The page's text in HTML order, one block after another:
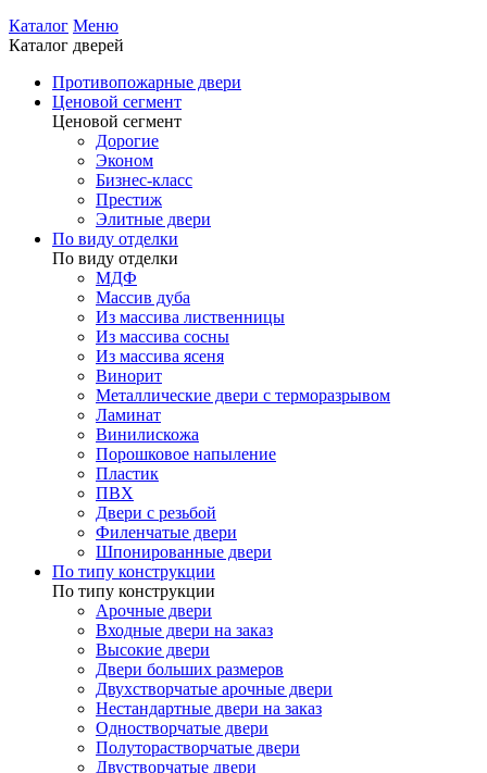
Каталог Меню
Каталог дверей
Противопожарные двери
Ценовой сегмент
Ценовой сегмент
Дорогие
Эконом
Бизнес-класс
Престиж
Элитные двери
По виду отделки
По виду отделки
МДФ
Массив дуба
Из массива лиственницы
Из массива сосны
Из массива ясеня
Винорит
Металлические двери с терморазрывом
Ламинат
Винилискожа
Порошковое напыление
Пластик
ПВХ
Двери с резьбой
Филенчатые двери
Шпонированные двери
По типу конструкции
По типу конструкции
Арочные двери
Входные двери на заказ
Высокие двери
Двери больших размеров
Двухстворчатые арочные двери
Нестандартные двери на заказ
Одностворчатые двери
Полуторастворчатые двери
Двустворчатые двери